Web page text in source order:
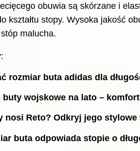
obuwia są skórzane i
kształtu stopy. Wysoka jakość
malucha.
rozmiar buta adidas dla
buty wojskowe na lato –
nosi Reto? Odkryj jego stylowe
buta odpowiada stopie o